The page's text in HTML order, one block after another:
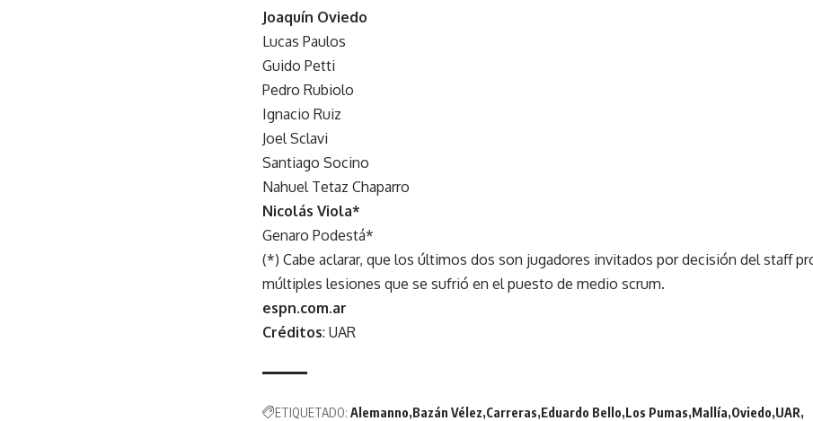
Joaquín Oviedo
Lucas Paulos
Guido Petti
Pedro Rubiolo
Ignacio Ruiz
Joel Sclavi
Santiago Socino
Nahuel Tetaz Chaparro
Nicolás Viola*
Genaro Podestá*
(*) Cabe aclarar, que los últimos dos son jugadores invitados por decisión del staff
múltiples lesiones que se sufrió en el puesto de medio scrum.
espn.com.ar
Créditos: UAR
ETIQUETADO: Alemanno Bazán Vélez Carreras Eduardo Bello Los Pumas Mallía Oviedo UAR